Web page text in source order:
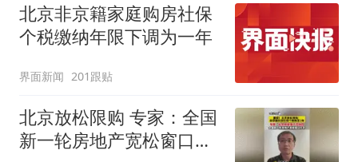
北京非京籍家庭购房社保
个税缴纳年限下调为一年
界面新闻 201跟贴
北京放松限购 专家：全国
新一轮房地产宽松窗口打